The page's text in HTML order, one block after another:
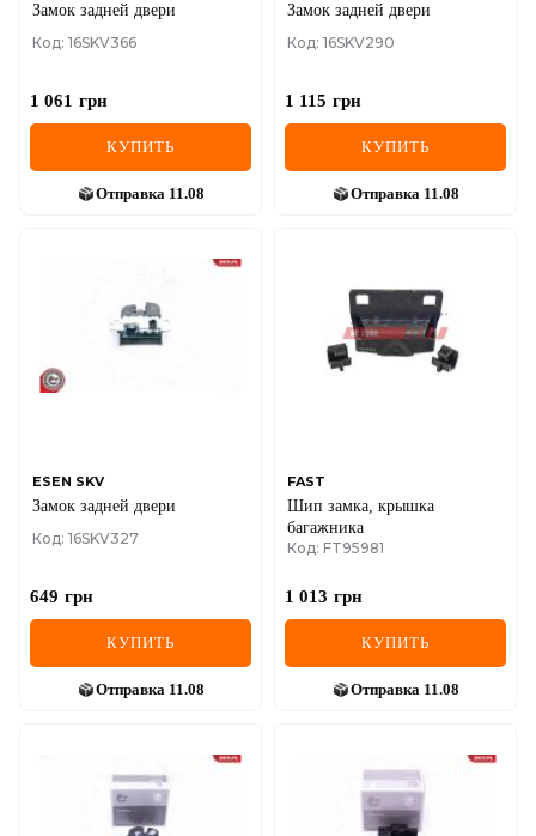
Замок задней двери
Код: 16SKV366
1 061 грн
КУПИТЬ
Отправка 11.08
Замок задней двери
Код: 16SKV290
1 115 грн
КУПИТЬ
Отправка 11.08
ESEN SKV
Замок задней двери
Код: 16SKV327
649 грн
КУПИТЬ
Отправка 11.08
FAST
Шип замка, крышка
багажника
Код: FT95981
1 013 грн
КУПИТЬ
Отправка 11.08